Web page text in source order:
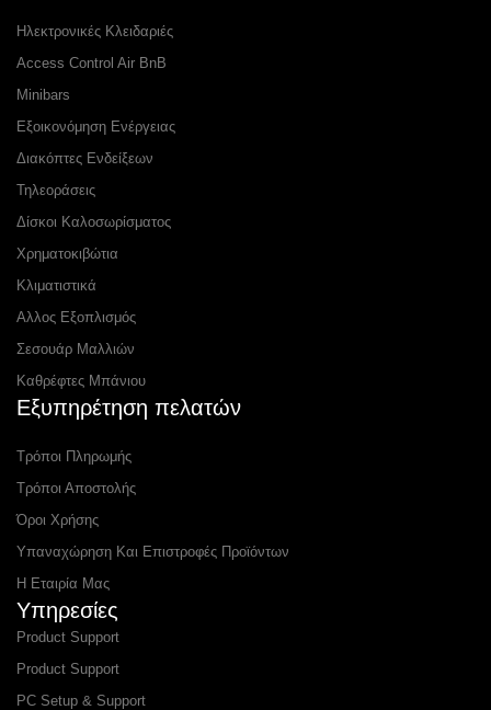
Ηλεκτρονικές Κλειδαριές
Access Control Air BnB
Minibars
Εξοικονόμηση Ενέργειας
Διακόπτες Ενδείξεων
Τηλεοράσεις
Δίσκοι Καλοσωρίσματος
Χρηματοκιβώτια
Κλιματιστικά
Αλλος Εξοπλισμός
Σεσουάρ Μαλλιών
Καθρέφτες Μπάνιου
Εξυπηρέτηση πελατών
Τρόποι Πληρωμής
Τρόποι Αποστολής
Όροι Χρήσης
Υπαναχώρηση Και Επιστροφές Προϊόντων
Η Εταιρία Μας
Υπηρεσίες
Product Support
Product Support
PC Setup & Support